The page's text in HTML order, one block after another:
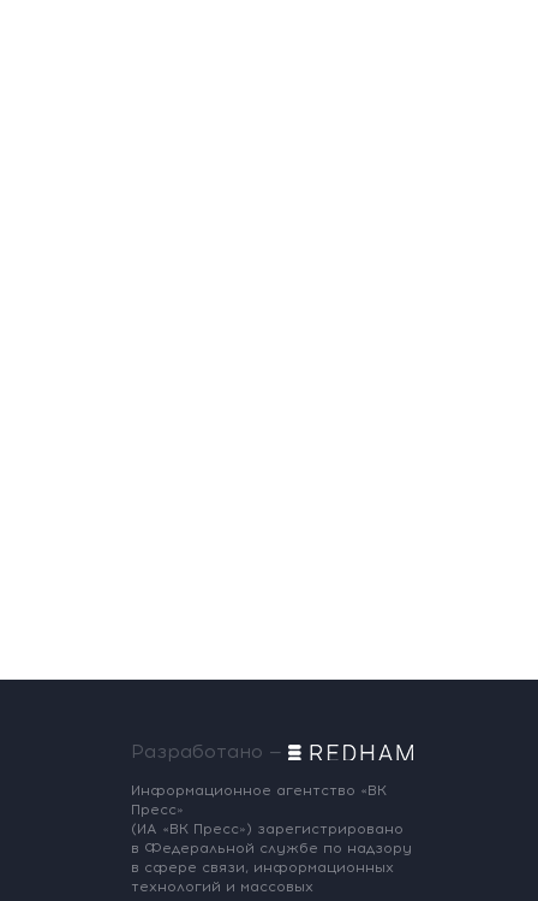
Разработано —
Информационное агентство «ВК
Пресс»
(ИА «ВК Пресс») зарегистрировано
в Федеральной службе по надзору
в сфере связи, информационных
технологий и массовых